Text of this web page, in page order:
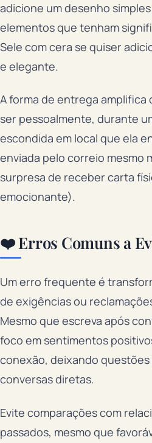
adicione um desenho
elementos que tenham
Sele com cera se quiser
e elegante.
A forma de entrega amplifica
ser pessoalmente, durante
escondida em local que ela
enviada pelo correio mesmo
surpresa de receber carta
emocionante).
❤️ Erros Comuns a
Um erro frequente é
de exigências ou
Mesmo que escreva após
foco em sentimentos
conexão, deixando questões
conversas diretas.
Evite comparações com
passados, mesmo que